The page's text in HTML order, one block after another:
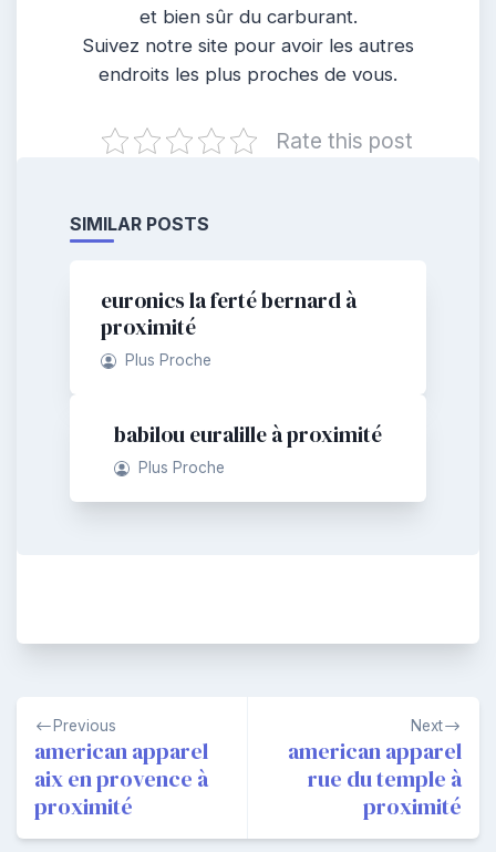
et bien sûr du carburant.
Suivez notre site pour avoir les autres
endroits les plus proches de vous.
Rate this post
SIMILAR POSTS
euronics la ferté bernard à
proximité
Plus Proche
babilou euralille à proximité
Plus Proche
Navigation
de
l’article
Previous
american apparel
aix en provence à
proximité
Next
american apparel
rue du temple à
proximité